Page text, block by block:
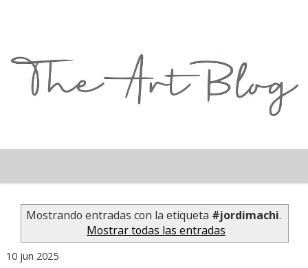
Mostrando entradas con la etiqueta #jordimachi.
Mostrar todas las entradas
10 jun 2025